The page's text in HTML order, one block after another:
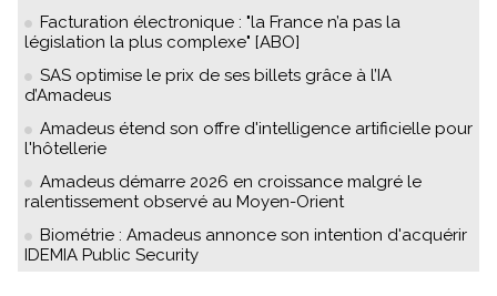
Facturation électronique : "la France n’a pas la
législation la plus complexe" [ABO]
SAS optimise le prix de ses billets grâce à l’IA
d’Amadeus
Amadeus étend son offre d'intelligence artificielle pour
l'hôtellerie
Amadeus démarre 2026 en croissance malgré le
ralentissement observé au Moyen-Orient
Biométrie : Amadeus annonce son intention d'acquérir
IDEMIA Public Security